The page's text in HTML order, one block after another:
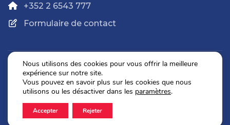
+352 2 6543 777
Formulaire de contact
Politique de confidentialité
Mentions légales
2026 © OGBL. Tous droits réservés.
Nous utilisons des cookies pour vous offrir la meilleure
expérience sur notre site.
Vous pouvez en savoir plus sur les cookies que nous
utilisons ou les désactiver dans les paramètres.
Accepter Rejeter